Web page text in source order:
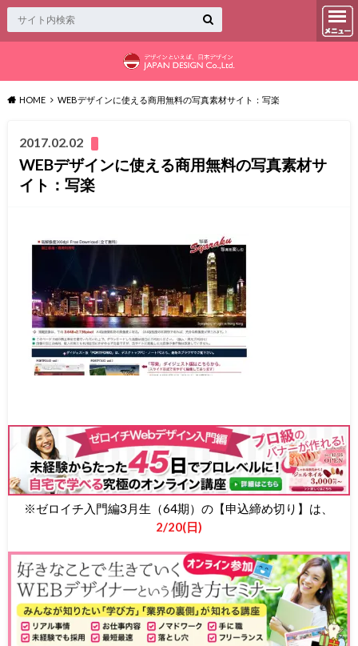
HOME WEBデザインに使える商用無料の写真素材サイト：写楽
2017.02.02
WEBデザインに使える商用無料の写真素材サ
イト：写楽
※ゼロイチ入門編3月生（64期）の【申込締め切り】は、
2/20(日)